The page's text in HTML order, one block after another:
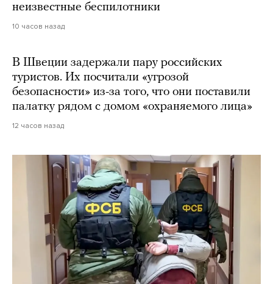
неизвестные беспилотники
10 часов назад
В Швеции задержали пару российских
туристов. Их посчитали «угрозой
безопасности» из-за того, что они поставили
палатку рядом с домом «охраняемого лица»
12 часов назад